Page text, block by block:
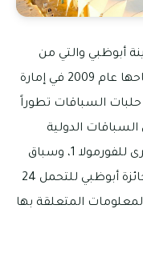
أبوظبي والتي من
بينها حلبة مرسي ياس، التي قد تم افتتاحها عام 2009 في إمارة
السباقات تطوراً
الدولية
الشهيرة، مثل سباق جائزة أبوظبي الكبرى للفورمولا 1، وسباق
جائزة أبوظبي للدراجات النارية، وسباق جائزة أبوظبي للتحمل 24
المتعلقة بها